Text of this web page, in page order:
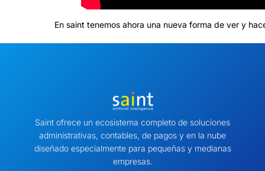
En saint tenemos ahora una nueva forma de ver y
Saint ofrece un ecosistema completo de soluciones
administrativas, contables, de pagos y en la nube
diseñado especialmente para pequeñas y medianas
empresas.